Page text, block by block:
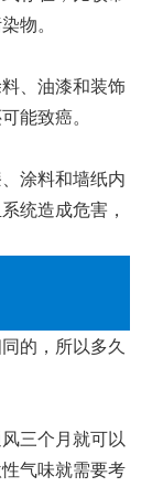
物。
、油漆和装饰
能致癌。
涂料和墙纸内
统造成危害，
的，所以多久
三个月就可以
气味就需要考